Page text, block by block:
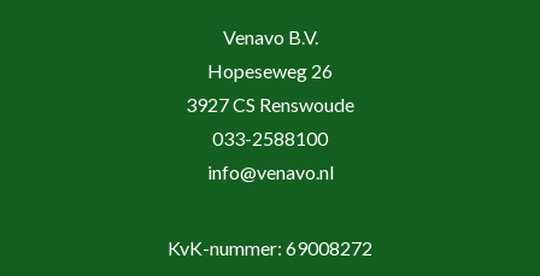
Venavo B.V.
Hopeseweg 26
3927 CS Renswoude
033-2588100
info@venavo.nl
KvK-nummer: 69008272